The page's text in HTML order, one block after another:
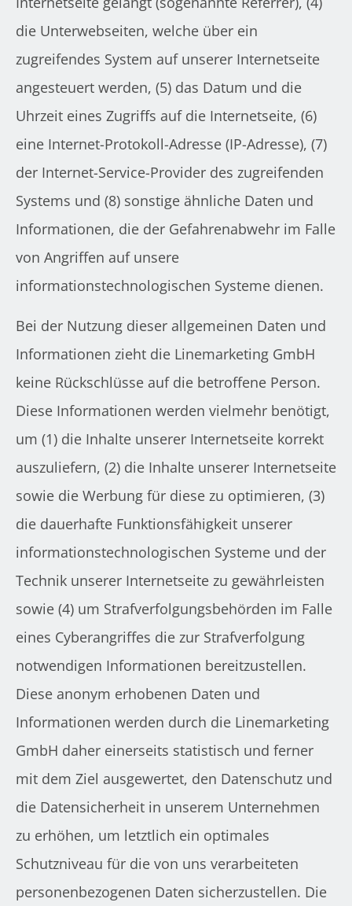
die Unterwebseiten, welche über ein
zugreifendes System auf unserer Internetseite
angesteuert werden, (5) das Datum und die
Uhrzeit eines Zugriffs auf die Internetseite, (6)
eine Internet-Protokoll-Adresse (IP-Adresse), (7)
der Internet-Service-Provider des zugreifenden
Systems und (8) sonstige ähnliche Daten und
Informationen, die der Gefahrenabwehr im Falle
von Angriffen auf unsere
informationstechnologischen Systeme dienen.
Bei der Nutzung dieser allgemeinen Daten und
Informationen zieht die Linemarketing GmbH
keine Rückschlüsse auf die betroffene Person.
Diese Informationen werden vielmehr benötigt,
um (1) die Inhalte unserer Internetseite korrekt
auszuliefern, (2) die Inhalte unserer Internetseite
sowie die Werbung für diese zu optimieren, (3)
die dauerhafte Funktionsfähigkeit unserer
informationstechnologischen Systeme und der
Technik unserer Internetseite zu gewährleisten
sowie (4) um Strafverfolgungsbehörden im Falle
eines Cyberangriffes die zur Strafverfolgung
notwendigen Informationen bereitzustellen.
Diese anonym erhobenen Daten und
Informationen werden durch die Linemarketing
GmbH daher einerseits statistisch und ferner
mit dem Ziel ausgewertet, den Datenschutz und
die Datensicherheit in unserem Unternehmen
zu erhöhen, um letztlich ein optimales
Schutzniveau für die von uns verarbeiteten
personenbezogenen Daten sicherzustellen. Die